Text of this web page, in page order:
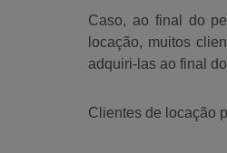
Caso, ao final do
locação, muitos
adquiri-las ao final
Clientes de locação